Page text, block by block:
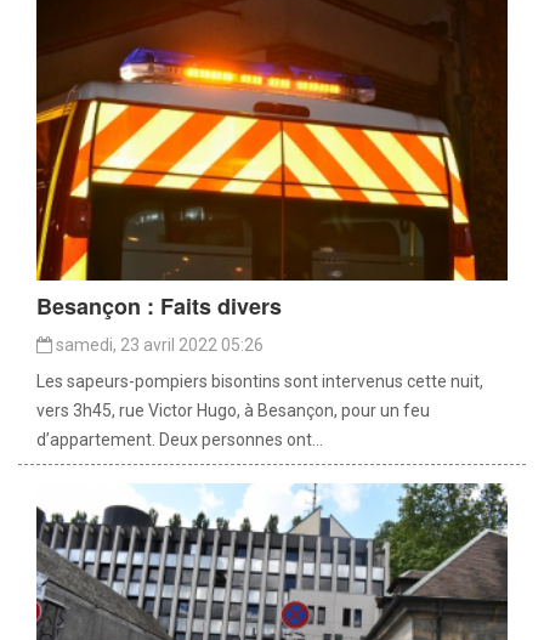
Besançon : Faits divers
samedi, 23 avril 2022 05:26
Les sapeurs-pompiers bisontins sont intervenus cette nuit,
vers 3h45, rue Victor Hugo, à Besançon, pour un feu
d’appartement. Deux personnes ont...